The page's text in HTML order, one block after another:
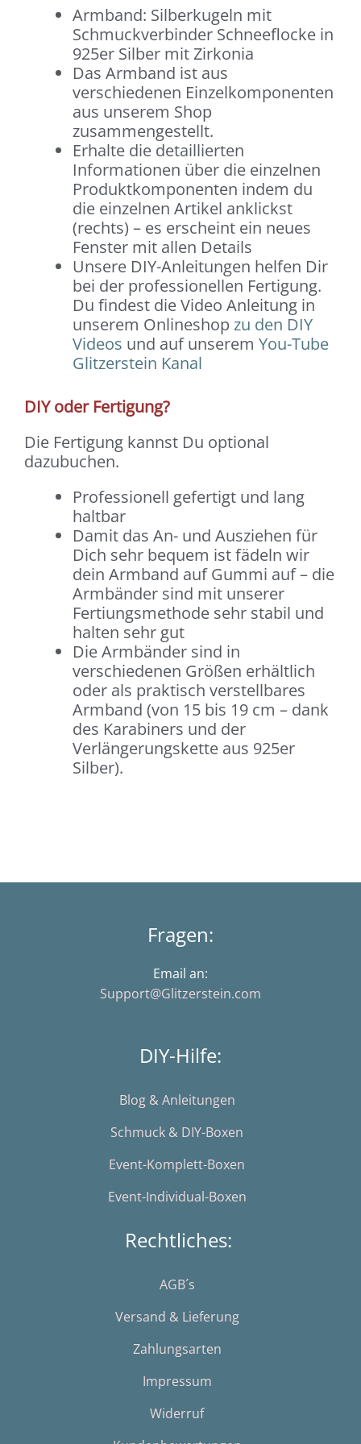
Armband: Silberkugeln mit
Schmuckverbinder Schneeflocke in
925er Silber mit Zirkonia
Das Armband ist aus
verschiedenen Einzelkomponenten
aus unserem Shop
zusammengestellt.
Erhalte die detaillierten
Informationen über die einzelnen
Produktkomponenten indem du
die einzelnen Artikel anklickst
(rechts) – es erscheint ein neues
Fenster mit allen Details
Unsere DIY-Anleitungen helfen Dir
bei der professionellen Fertigung.
Du findest die Video Anleitung in
unserem Onlineshop zu den DIY
Videos und auf unserem You-Tube
Glitzerstein Kanal
DIY oder Fertigung?
Die Fertigung kannst Du optional
dazubuchen.
Professionell gefertigt und lang
haltbar
Damit das An- und Ausziehen für
Dich sehr bequem ist fädeln wir
dein Armband auf Gummi auf – die
Armbänder sind mit unserer
Fertiungsmethode sehr stabil und
halten sehr gut
Die Armbänder sind in
verschiedenen Größen erhältlich
oder als praktisch verstellbares
Armband (von 15 bis 19 cm – dank
des Karabiners und der
Verlängerungskette aus 925er
Silber).
Fragen:
Email an:
Support@Glitzerstein.com
DIY-Hilfe:
Blog & Anleitungen
Schmuck & DIY-Boxen
Event-Komplett-Boxen
Event-Individual-Boxen
Rechtliches:
AGB´s
Versand & Lieferung
Zahlungsarten
Impressum
Widerruf